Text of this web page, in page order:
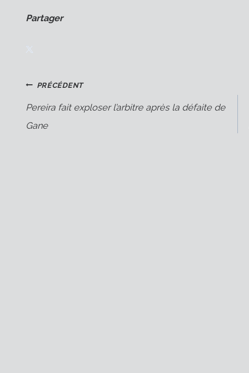
Partager
Navigation
PRÉCÉDENT
Pereira fait exploser l’arbitre après la défaite de
Gane